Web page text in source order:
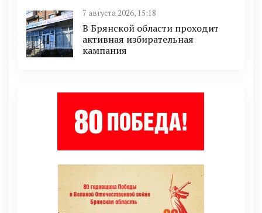
7 августа 2026, 15:18
В Брянской области проходит
активная избирательная
кампания